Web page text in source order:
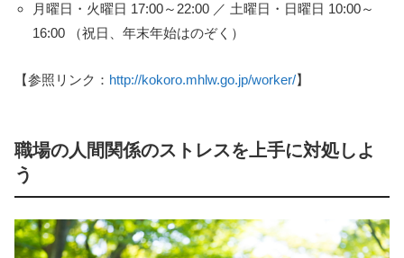
月曜日・火曜日 17:00～22:00 ／ 土曜日・日曜日 10:00～
16:00 （祝日、年末年始はのぞく）
【参照リンク： http://kokoro.mhlw.go.jp/worker/】
職場の人間関係のストレスを上手に対処しよ
う